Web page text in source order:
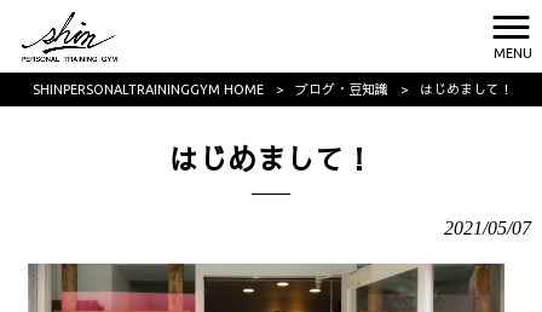
MENU
SHINPERSONALTRAININGGYM HOME > ブログ・豆知識 > はじめまして！
はじめまして！
2021/05/07